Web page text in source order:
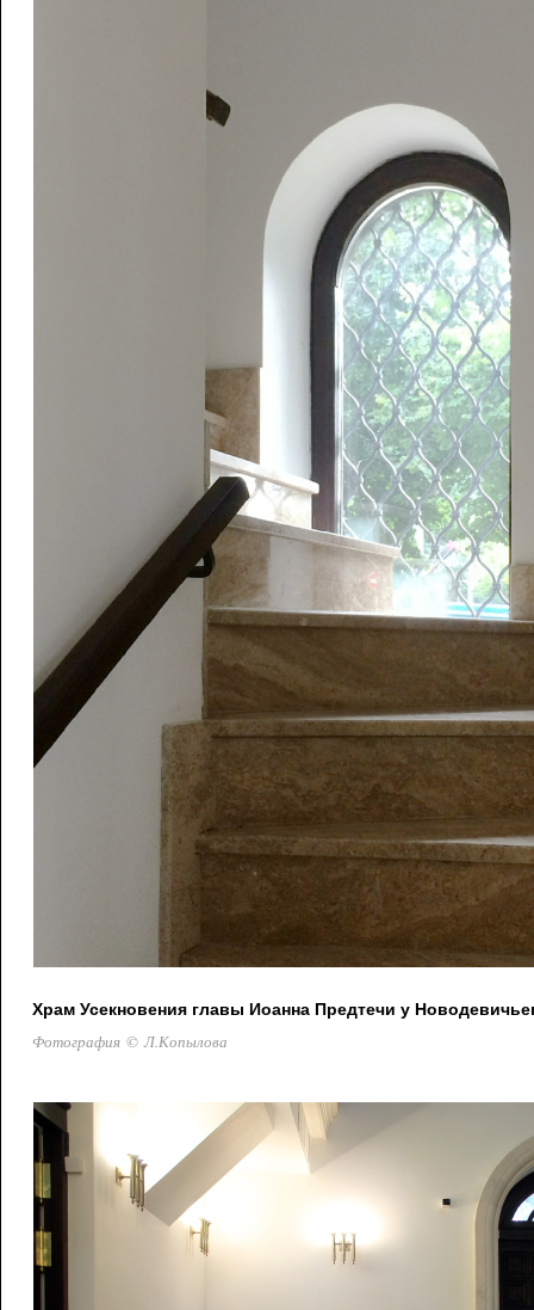
Храм Усекновения главы Иоанна Предтечи у
Фотография © Л.Копылова